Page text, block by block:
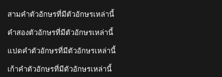
สามคำตัวอักษรที่มีตัวอักษรเหล่านี้
คำสองตัวอักษรที่มีตัวอักษรเหล่านี้
แปดคำตัวอักษรที่มีตัวอักษรเหล่านี้
เก้าคำตัวอักษรที่มีตัวอักษรเหล่านี้